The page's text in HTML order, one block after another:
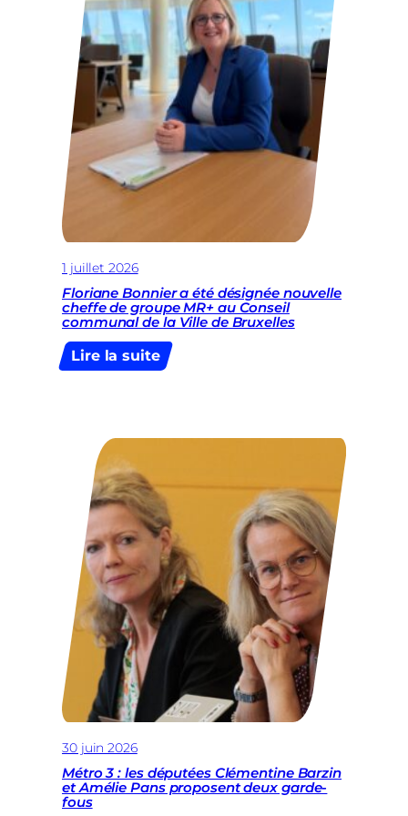
serment,
l’ancien
président
Lotfi
Mostefa
choisit
le
silence
1 juillet 2026
Floriane Bonnier a été désignée nouvelle
cheffe de groupe MR+ au Conseil
communal de la Ville de Bruxelles
Lire la suite:
Floriane
été
cheffe
de
groupe
MR+
au
Conseil
communal
de
la
Bruxelles
30 juin 2026
Métro 3 : les députées Clémentine Barzin
et Amélie Pans proposent deux garde-
fous